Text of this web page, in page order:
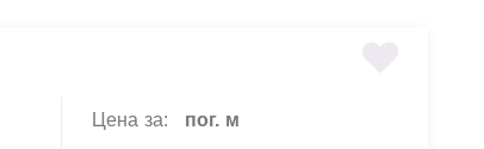
Цена за: пог. м